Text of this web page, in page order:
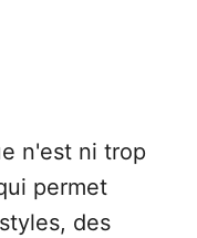
n'est ni trop
permet
des